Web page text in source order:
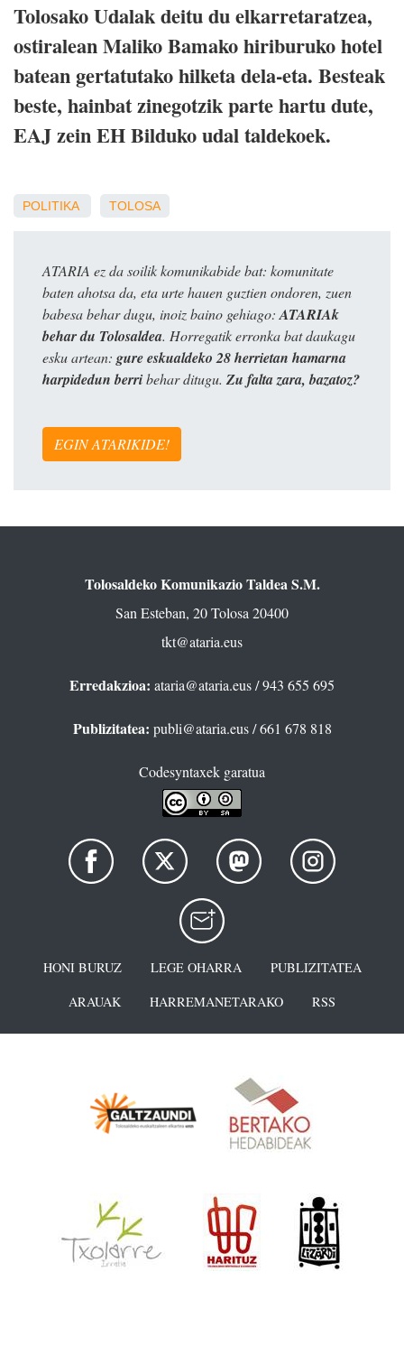
Tolosako Udalak deitu du elkarretaratzea,
ostiralean Maliko Bamako hiriburuko hotel
batean gertatutako hilketa dela-eta. Besteak
beste, hainbat zinegotzik parte hartu dute,
EAJ zein EH Bilduko udal taldekoek.
POLITIKA TOLOSA
ATARIA ez da soilik komunikabide bat: komunitate
baten ahotsa da, eta urte hauen guztien ondoren, zuen
babesa behar dugu, inoiz baino gehiago: ATARIAk
behar du Tolosaldea. Horregatik erronka bat daukagu
esku artean: gure eskualdeko 28 herrietan hamarna
harpidedun berribehar ditugu. Zu falta zara, bazatoz?
EGIN ATARIKIDE!
Tolosaldeko Komunikazio Taldea S.M.
San Esteban, 20 Tolosa 20400
tkt@ataria.eus
Erredakzioa: ataria@ataria.eus/ 943 655 695
Publizitatea: publi@ataria.eus/ 661 678 818
Codesyntaxek garatua
HONI BURUZ LEGE OHARRA
PUBLIZITATEA
ARAUAK
HARREMANETARAKO RSS